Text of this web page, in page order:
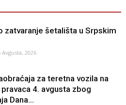
zatvaranje šetališta u Srpskim
Avgusta, 2026
za teretna vozila na
4. avgusta zbog
Dana...